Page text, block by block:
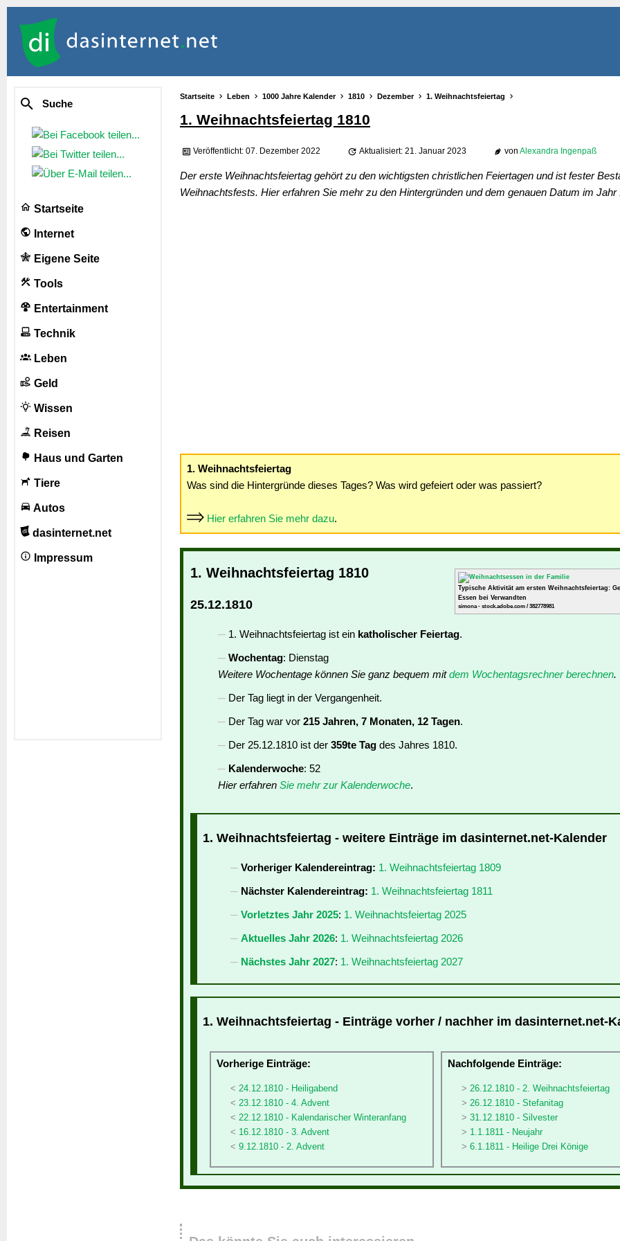
Suche
Startseite
Internet
Eigene Seite
Tools
Entertainment
Technik
Leben
Geld
Wissen
Reisen
Haus und Garten
Tiere
Autos
dasinternet.net
Impressum
Startseite Leben 1000 Jahre Kalender 1810 Dezember 1. Weihnachtsfeiertag
1. Weihnachtsfeiertag 1810
Veröffentlicht: 07. Dezember 2022 Aktualisiert: 21. Januar 2023 von Alexandra Ingenpaß
Der erste Weihnachtsfeiertag gehört zu den wichtigsten christlichen Feiertagen und ist fester
Weihnachtsfests. Hier erfahren Sie mehr zu den Hintergründen und dem genauen Datum im Jahr
1. Weihnachtsfeiertag
Was sind die Hintergründe dieses Tages? Was wird gefeiert oder was passiert?
Hier erfahren Sie mehr dazu.
Typische Aktivität am ersten Weihnachtsfeiertag:
Essen bei Verwandten
simona - stock.adobe.com / 382778981
1. Weihnachtsfeiertag 1810
25.12.1810
1. Weihnachtsfeiertag ist ein katholischer Feiertag.
Wochentag: Dienstag
Weitere Wochentage können Sie ganz bequem mitdem Wochentagsrechner berechnen.
Der Tag liegt in der Vergangenheit.
Der Tag war vor 215 Jahren, 7 Monaten, 12 Tagen.
Der 25.12.1810 ist der 359te Tag des Jahres 1810.
Kalenderwoche: 52
Hier erfahren Sie mehr zur Kalenderwoche.
1. Weihnachtsfeiertag - weitere Einträge im dasinternet.net-Kalender
Vorheriger Kalendereintrag: 1. Weihnachtsfeiertag 1809
Nächster Kalendereintrag: 1. Weihnachtsfeiertag 1811
Vorletztes Jahr 2025: 1. Weihnachtsfeiertag 2025
Aktuelles Jahr 2026: 1. Weihnachtsfeiertag 2026
Nächstes Jahr 2027: 1. Weihnachtsfeiertag 2027
1. Weihnachtsfeiertag - Einträge vorher / nachher im dasinternet.net-
Vorherige Einträge:
24.12.1810 - Heiligabend
23.12.1810 - 4. Advent
22.12.1810 - Kalendarischer Winteranfang
16.12.1810 - 3. Advent
9.12.1810 - 2. Advent
Nachfolgende Einträge:
26.12.1810 - 2. Weihnachtsfeiertag
26.12.1810 - Stefanitag
31.12.1810 - Silvester
1.1.1811 - Neujahr
6.1.1811 - Heilige Drei Könige